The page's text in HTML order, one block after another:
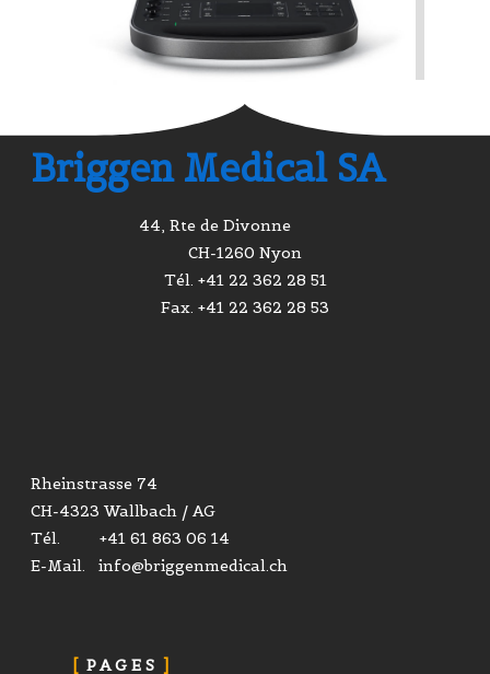
Briggen Medical SA
44, Rte de Divonne
CH-1260 Nyon
Tél. +41 22 362 28 51
Fax. +41 22 362 28 53
Rheinstrasse 74
CH-4323 Wallbach / AG
Tél. +41 61 863 06 14
E-Mail. info@briggenmedical.ch
PAGES